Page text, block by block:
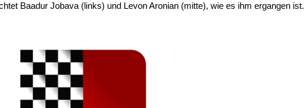
Baadur Jobava (links) und Levon Aronian (mitte), wie es ihm ergangen ist.